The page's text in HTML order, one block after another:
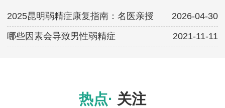
2025昆明弱精症康复指南：名医亲授 2026-04-30
哪些因素会导致男性弱精症 2021-11-11
热点· 关注